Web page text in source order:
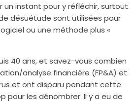
un instant pour y réfléchir, surtout
désuétude sont utilisées pour
ou une méthode plus «
40 ans, et savez-vous combien
analyse financière (FP&A) et
et ont disparu pendant cette
pour les dénombrer. Il y a eu de